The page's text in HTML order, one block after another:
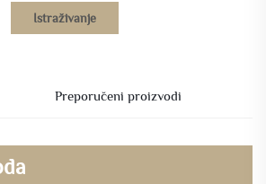
Istraživanje
Preporučeni proizvodi